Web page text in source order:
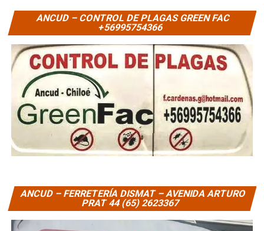
ANCUD – CONTROL DE PLAGAS GREEN FAC
+56995754366
ANCUD – FERRETERÍA DISMAT – AVENIDA ARTURO
PRAT 44 (65) 2623367